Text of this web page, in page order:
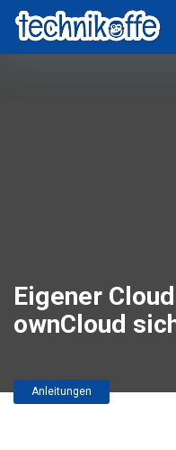
Eigener
ownCloud
Anleitungen